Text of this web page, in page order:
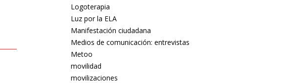
Logoterapia
Luz por la ELA
Manifestación ciudadana
Medios de comunicación: entrevistas
Metoo
movilidad
movilizaciones